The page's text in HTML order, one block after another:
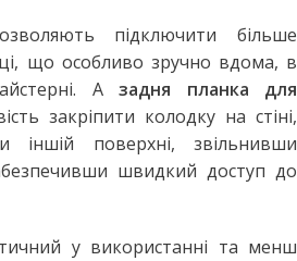
підключити більше
що особливо зручно вдома, в
Азадня планка для
закріпити колодку на стіні,
іншій поверхні, звільнивши
швидкий доступ до
у використанні та менш